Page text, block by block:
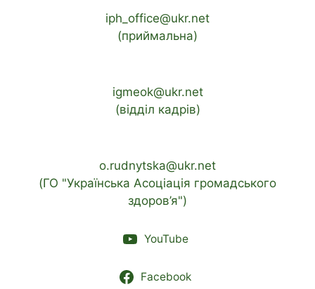
iph_office@ukr.net
(приймальна)
igmeok@ukr.net
(відділ кадрів)
o.rudnytska@ukr.net
(ГО "Українська Асоціація громадського
здоров’я")
YouTube
Facebook